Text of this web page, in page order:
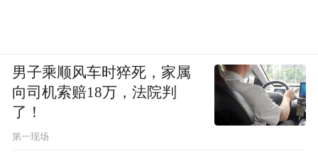
男子乘顺风车时猝死，家属
向司机索赔18万，法院判
了！
第一现场